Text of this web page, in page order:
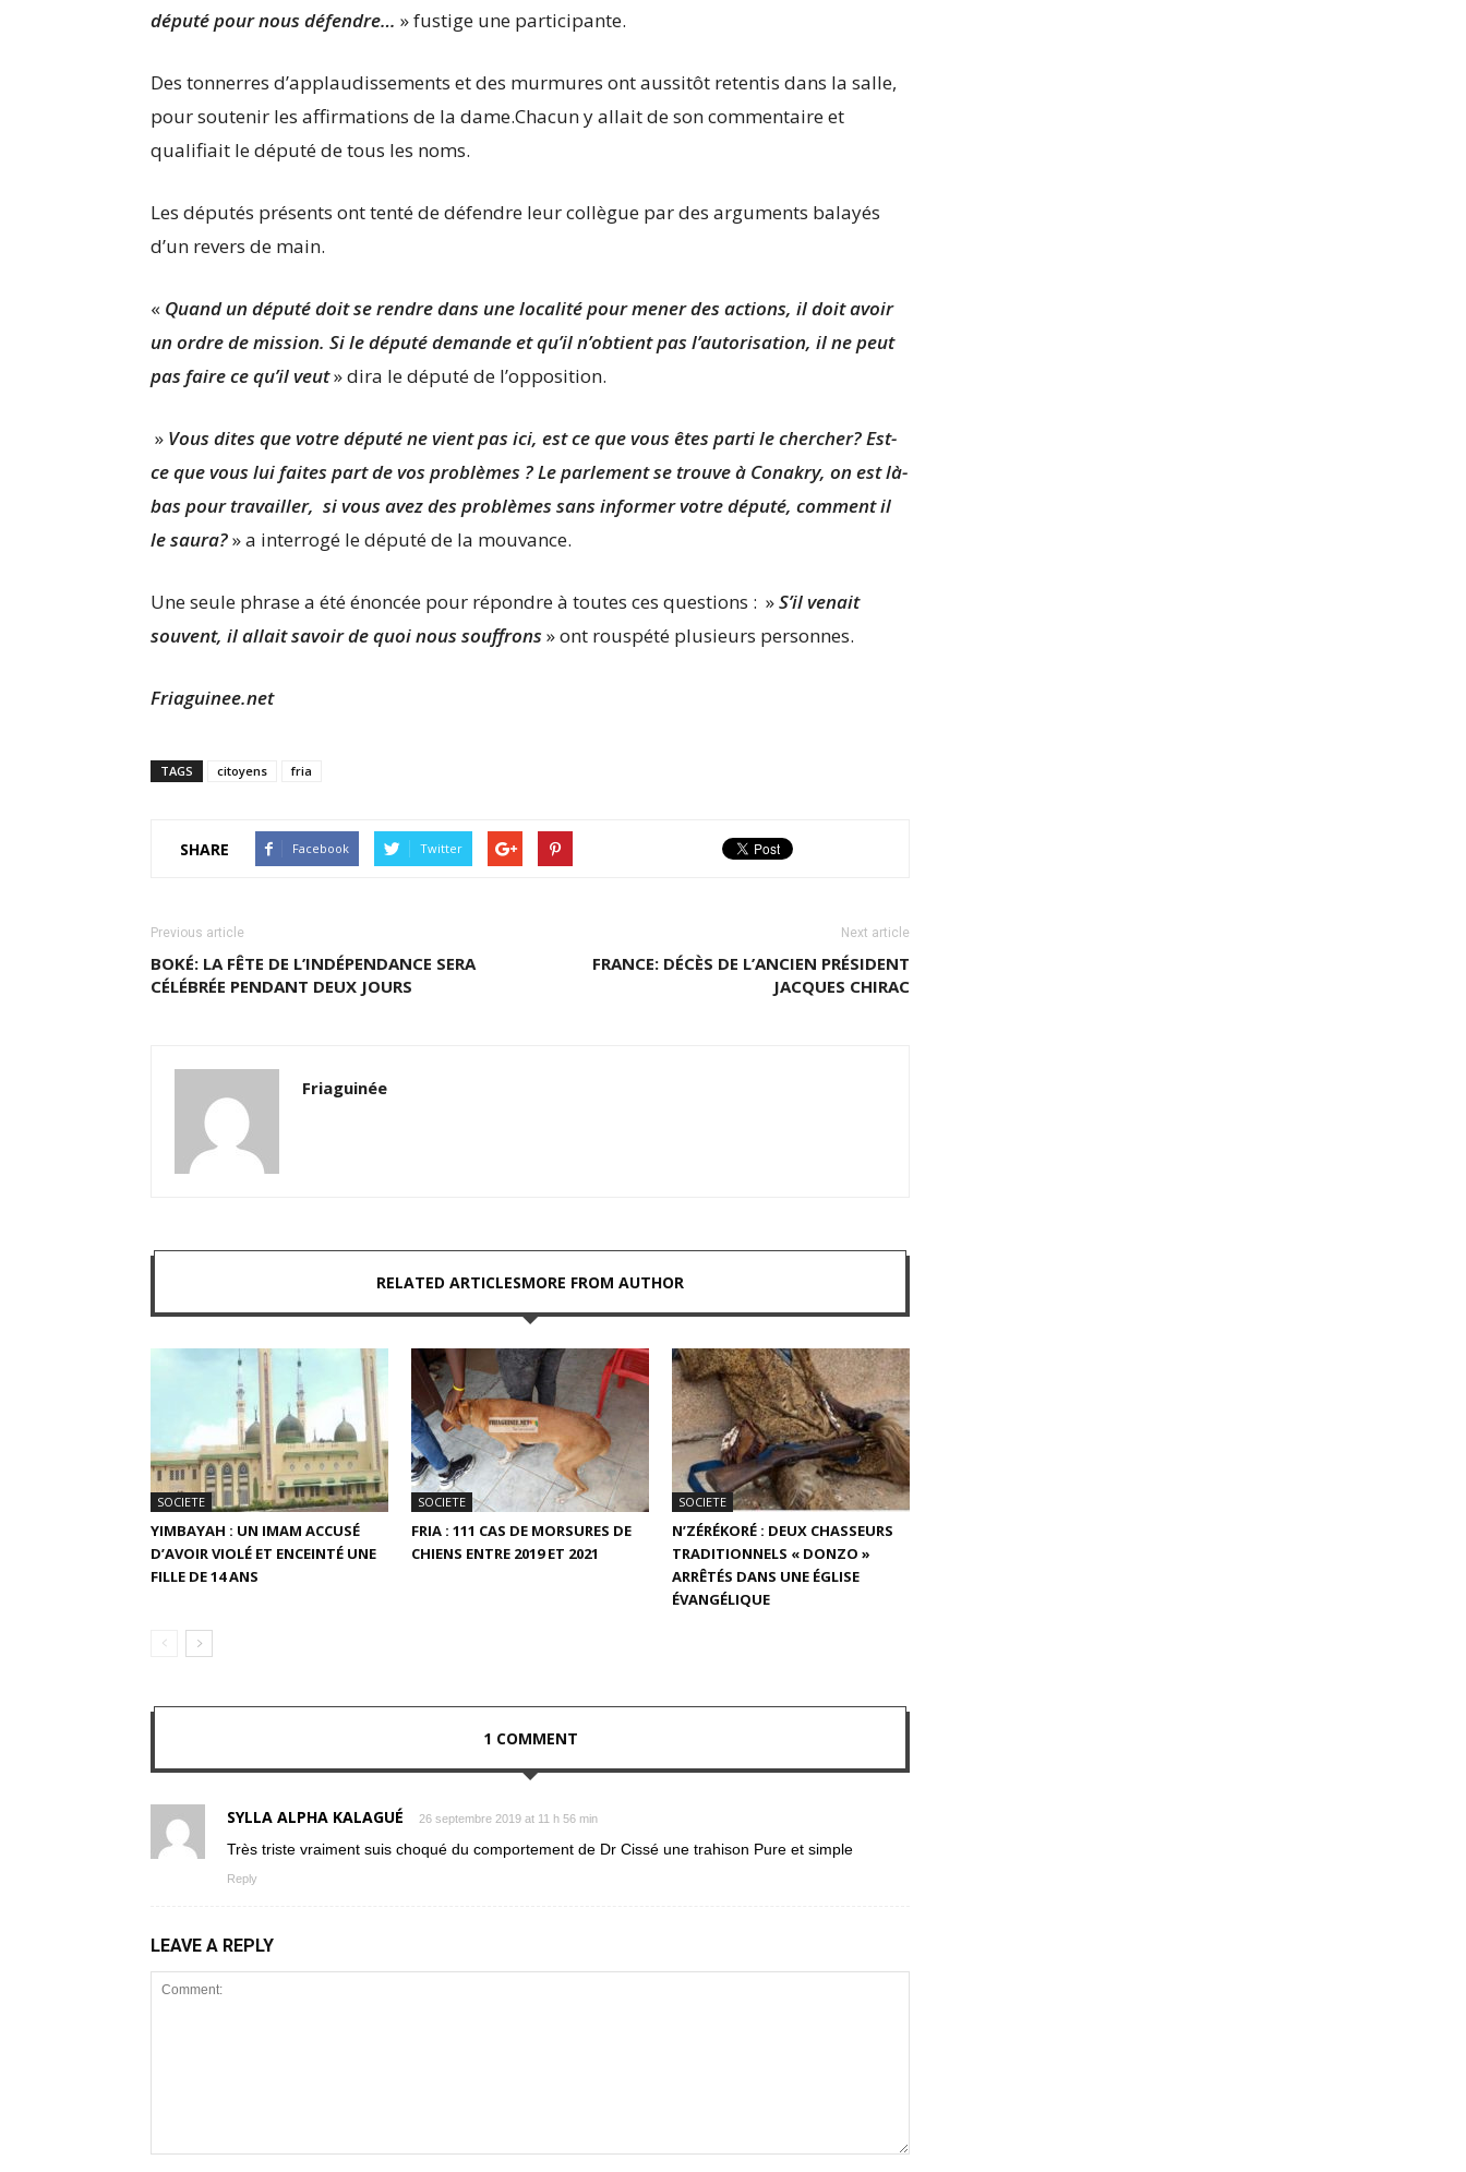
député pour nous défendre… » fustige une participante.
Des tonnerres d’applaudissements et des murmures ont aussitôt retentis dans la salle,
pour soutenir les affirmations de la dame.Chacun y allait de son commentaire et
qualifiait le député de tous les noms.
Les députés présents ont tenté de défendre leur collègue par des arguments balayés
d’un revers de main.
« Quand un député doit se rendre dans une localité pour mener des actions, il doit avoir
un ordre de mission. Si le député demande et qu’il n’obtient pas l’autorisation, il ne peut
pas faire ce qu’il veut» dira le député de l’opposition.
» Vous dites que votre député ne vient pas ici, est ce que vous êtes parti le chercher? Est-
ce que vous lui faites part de vos problèmes ? Le parlement se trouve à Conakry, on est là-
bas pour travailler, si vous avez des problèmes sans informer votre député, comment il
le saura?» a interrogé le député de la mouvance.
Une seule phrase a été énoncée pour répondre à toutes ces questions : »S’il venait
souvent, il allait savoir de quoi nous souffrons » ont rouspété plusieurs personnes.
Friaguinee.net
TAGS citoyens fria
SHARE Facebook Twitter
Previous article
BOKÉ: LA FÊTE DE L’INDÉPENDANCE SERA
CÉLÉBRÉE PENDANT DEUX JOURS
Next article
FRANCE: DÉCÈS DE L’ANCIEN PRÉSIDENT
JACQUES CHIRAC
Friaguinée
RELATED ARTICLESMORE FROM AUTHOR
SOCIETE
YIMBAYAH : UN IMAM ACCUSÉ
D’AVOIR VIOLÉ ET ENCEINTÉ UNE
FILLE DE 14 ANS
SOCIETE
FRIA : 111 CAS DE MORSURES DE
CHIENS ENTRE 2019 ET 2021
SOCIETE
N’ZÉRÉKORÉ : DEUX CHASSEURS
TRADITIONNELS « DONZO »
ARRÊTÉS DANS UNE ÉGLISE
ÉVANGÉLIQUE
1 COMMENT
SYLLA ALPHA KALAGUÉ 26 septembre 2019 at 11 h 56 min
Très triste vraiment suis choqué du comportement de Dr Cissé une trahison Pure et simple
Reply
LEAVE A REPLY